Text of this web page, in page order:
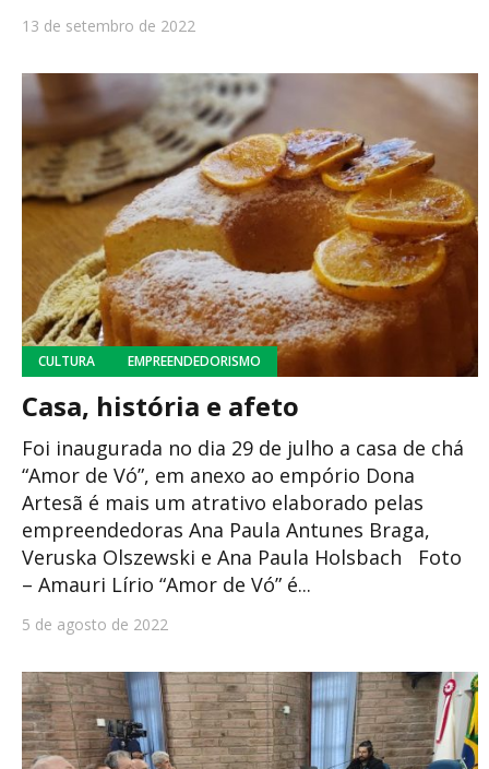
13 de setembro de 2022
CULTURA EMPREENDEDORISMO
Casa, história e afeto
Foi inaugurada no dia 29 de julho a casa de chá
“Amor de Vó”, em anexo ao empório Dona
Artesã é mais um atrativo elaborado pelas
empreendedoras Ana Paula Antunes Braga,
Veruska Olszewski e Ana Paula Holsbach Foto
– Amauri Lírio “Amor de Vó” é...
5 de agosto de 2022